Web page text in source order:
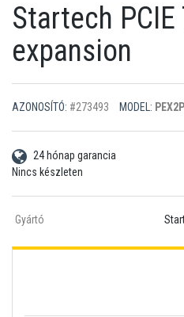
Startech PCIE
expansion
AZONOSÍTÓ: #273493 MODEL:
24 hónap garancia
Nincs készleten
Gyártó